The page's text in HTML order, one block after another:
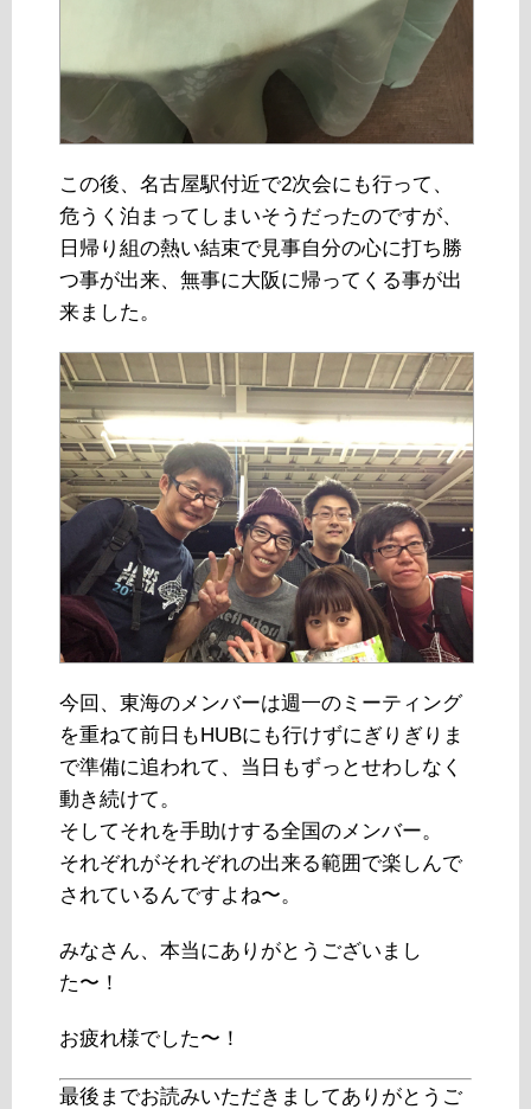
この後、名古屋駅付近で2次会にも行って、
危うく泊まってしまいそうだったのですが、
日帰り組の熱い結束で見事自分の心に打ち勝
つ事が出来、無事に大阪に帰ってくる事が出
来ました。
今回、東海のメンバーは週一のミーティング
を重ねて前日もHUBにも行けずにぎりぎりま
で準備に追われて、当日もずっとせわしなく
動き続けて。
そしてそれを手助けする全国のメンバー。
それぞれがそれぞれの出来る範囲で楽しんで
されているんですよね〜。
みなさん、本当にありがとうございまし
た〜！
お疲れ様でした〜！
最後までお読みいただきましてありがとうご